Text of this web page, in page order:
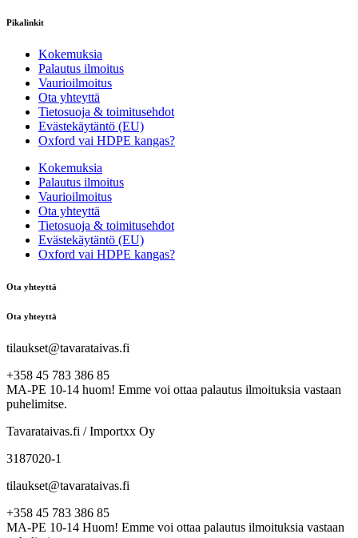
Pikalinkit
Kokemuksia
Palautus ilmoitus
Vaurioilmoitus
Ota yhteyttä
Tietosuoja & toimitusehdot
Evästekäytäntö (EU)
Oxford vai HDPE kangas?
Kokemuksia
Palautus ilmoitus
Vaurioilmoitus
Ota yhteyttä
Tietosuoja & toimitusehdot
Evästekäytäntö (EU)
Oxford vai HDPE kangas?
Ota yhteyttä
Ota yhteyttä
tilaukset@tavarataivas.fi
+358 45 783 386 85
MA-PE 10-14 huom! Emme voi ottaa palautus ilmoituksia vastaan
puhelimitse.
Tavarataivas.fi / Importxx Oy
3187020-1
tilaukset@tavarataivas.fi
+358 45 783 386 85
MA-PE 10-14 Huom! Emme voi ottaa palautus ilmoituksia vastaan